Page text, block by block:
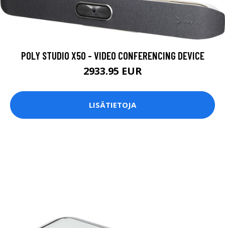
POLY STUDIO X50 - VIDEO CONFERENCING DEVICE
2933.95 EUR
LISÄTIETOJA